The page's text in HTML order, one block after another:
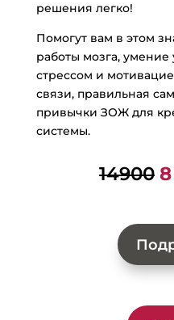
решения легко!
Помогут вам в этом
работы мозга,
стрессом и
связи, правильная
привычки ЗОЖ для
системы.
14900